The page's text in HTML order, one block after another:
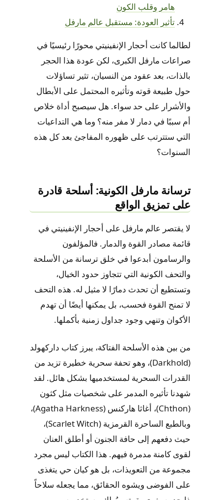
هامر وقلب الكون
تأثير العودة: مستقبل عالم مارفل
لطالما كانت أحجار الإنفينيتي محورًا رئيسيًا في
صراعات مارفل الكبرى، لكن عودة هذا الحجر
بالذات، بعد عقود من النسيان، تثير تساؤلات
حول طبيعة قوته وتأثيره المحتمل على الأبطال
والأشرار على حد سواء. هل سيصبح أداة خلاص
أم سببًا في دمار لا مفر منه؟ وما هي التداعيات
التي ستترتب على ظهوره المفاجئ بعد كل هذه
السنوات؟
ترسانة مارفل الكونية: أسلحة قادرة
على تمزيق الواقع
لا يقتصر عالم مارفل على أحجار الإنفينيتي في
قائمة مصادر القوة والدمار. فالمؤلفون
والرسامون أبدعوا في خلق ترسانة من الأسلحة
والتحف الكونية التي تتجاوز حدود الخيال،
وتستطيع أن تحدث دمارًا لا مثيل له. هذه التحف
لا تمنح القوة فحسب، بل يمكنها أيضًا أن تهدم
الأكوان وتنهي وجود جداول زمنية بأكملها.
من بين هذه الأسلحة الفتاكة، يبرز كتاب داركهولد
(Darkhold)، وهو تحفة سحرية خطيرة تزيد من
القدرات السحرية لمستخدميها بشكل هائل. لقد
شهدنا تأثيره المدمر على شخصيات مثل كثون
(Chthon)، أغاثا هاركنس (Agatha Harkness)،
وبالطبع الساحرة القرمزية (Scarlet Witch)،
حيث دفعهم إلى حافة الجنون أو أطلق العنان
لقوى كامنة مدمرة فيهم. هذا الكتاب ليس مجرد
مجموعة من التعويذات، بل هو كيان حي يتغذى
على الفوضى ويشوه الحقائق، مما يجعله سلاحاً